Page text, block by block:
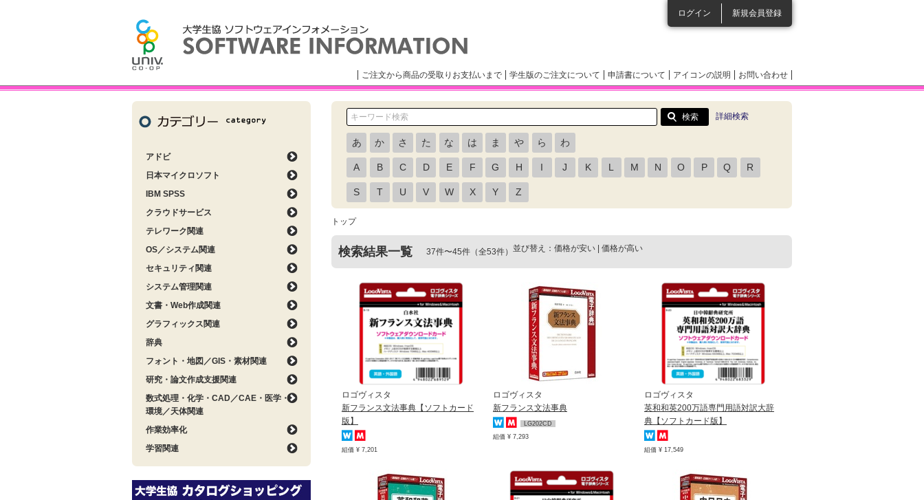
ログイン 新規会員登録
ご注文から商品の受取りお支払いまで 学生版のご注文について 申請書について アイコンの説明 お問い合わせ
詳細検索
あ か さ た な は ま や ら わ
A B C D E F G H I J K L M N O P Q R
S T U V W X Y Z
トップ
検索結果一覧 37件〜45件（全53件） 並び替え： 価格が安い | 価格が高い
ロゴヴィスタ
新フランス文法事典【ソフトカード
版】
組価 ¥ 7,201
ロゴヴィスタ
新フランス文法事典
LG202CD
組価 ¥ 7,293
ロゴヴィスタ
英和和英200万語専門用語対訳大辞
典【ソフトカード版】
組価 ¥ 17,549
アドビ
日本マイクロソフト
IBM SPSS
クラウドサービス
テレワーク関連
OS／システム関連
セキュリティ関連
システム管理関連
文書・Web作成関連
グラフィックス関連
辞典
フォント・地図／GIS・素材関連
研究・論文作成支援関連
数式処理・化学・CAD／CAE・医学・
環境／天体関連
作業効率化
学習関連